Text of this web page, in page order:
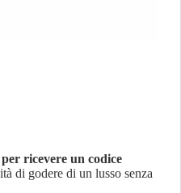
ricevere un codice
di godere di un lusso senza